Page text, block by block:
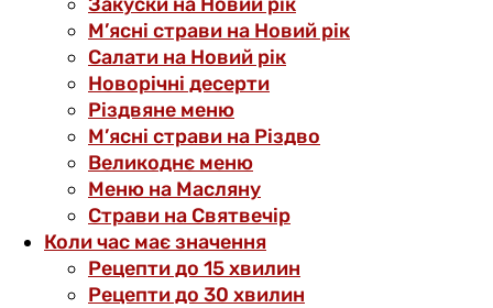
М’ясні страви на Новий рік
Салати на Новий рік
Новорічні десерти
Різдвяне меню
М’ясні страви на Різдво
Великоднє меню
Меню на Масляну
Страви на Святвечір
Коли час має значення
Рецепти до 15 хвилин
Рецепти до 30 хвилин